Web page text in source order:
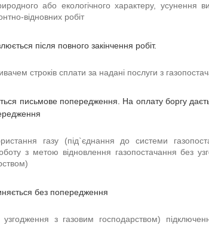
або екологічного характеру, усунення
відновних робіт
після повного закінчення робіт.
строків сплати за надані послуги з
письмове попередження. На оплату боргу
газу (під`єднання до системи
з метою відновлення газопостачання без
без попередження
з газовим господарством)